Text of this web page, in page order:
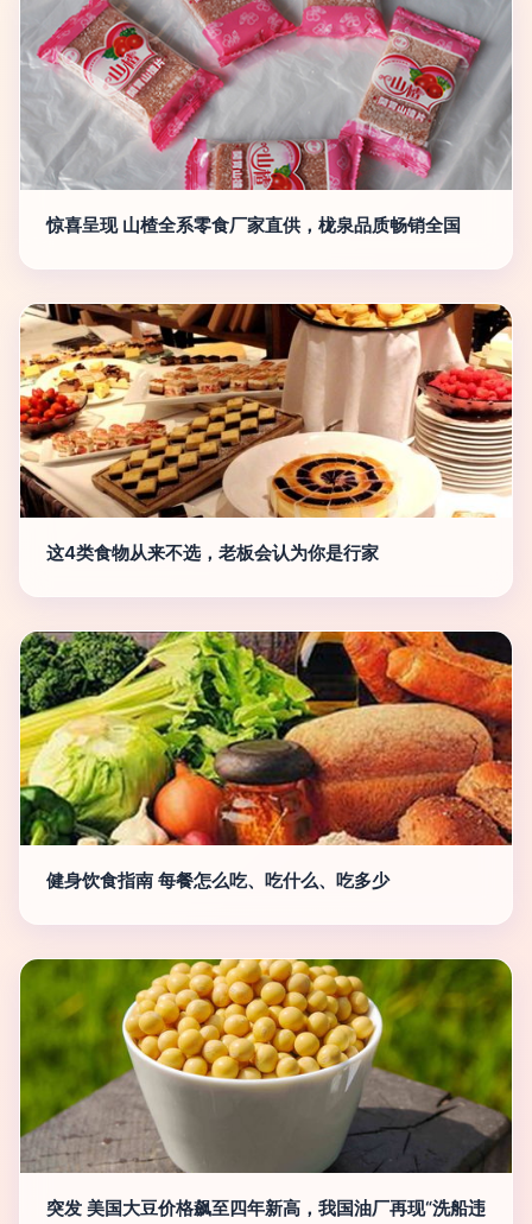
惊喜呈现 山楂全系零食厂家直供，栊泉品质畅销全国
这4类食物从来不选，老板会认为你是行家
健身饮食指南 每餐怎么吃、吃什么、吃多少
突发 美国大豆价格飙至四年新高，我国油厂再现“洗船违